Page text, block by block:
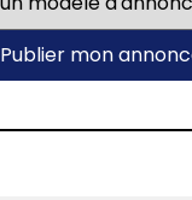
Publier mon